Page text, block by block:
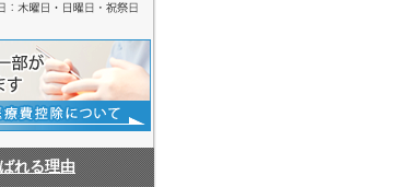
れる理由